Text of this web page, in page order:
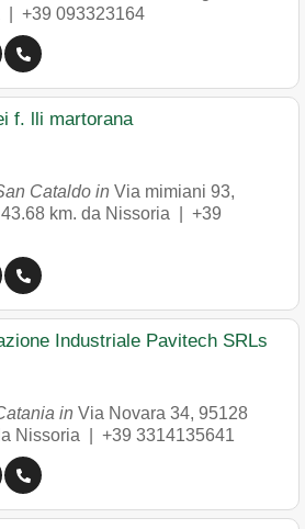
| +39 093323164
f. lli martorana
Cataldo in Via mimiani 93,
km. da Nissoria | +39
Industriale Pavitech SRLs
in Via Novara 34, 95128
Nissoria | +39 3314135641